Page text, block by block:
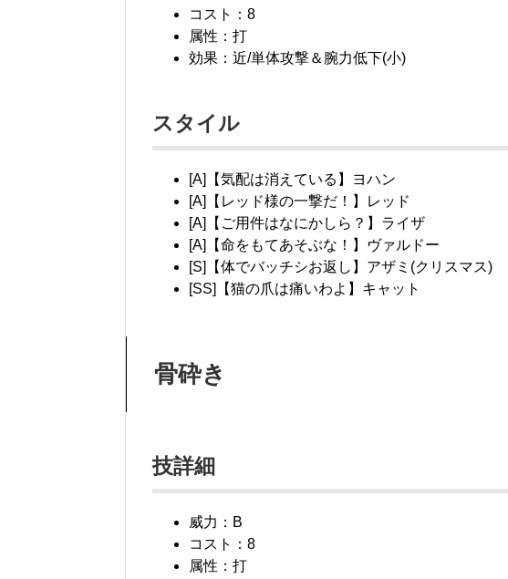
コスト：8
属性：打
効果：近/単体攻撃＆腕力低下(小)
スタイル
[A]【気配は消えている】ヨハン
[A]【レッド様の一撃だ！】レッド
[A]【ご用件はなにかしら？】ライザ
[A]【命をもてあそぶな！】ヴァルドー
[S]【体でバッチシお返し】アザミ(クリスマス)
[SS]【猫の爪は痛いわよ】キャット
骨砕き
技詳細
威力：B
コスト：8
属性：打